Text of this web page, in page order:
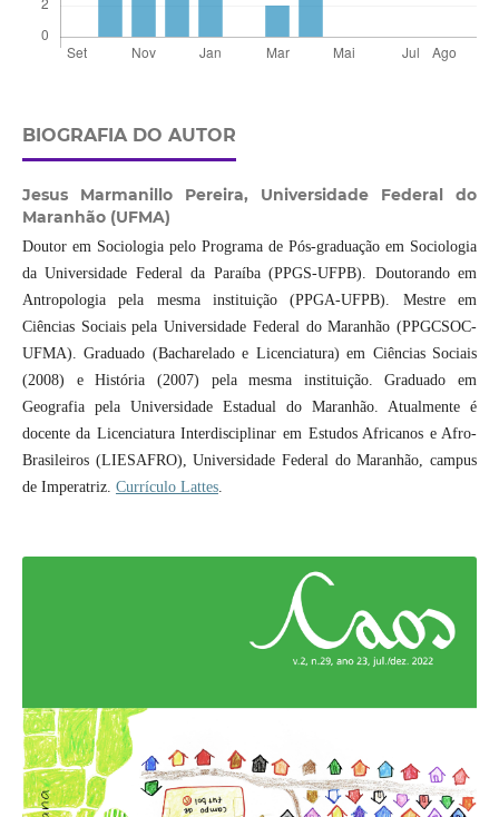
BIOGRAFIA DO AUTOR
Jesus Marmanillo Pereira, Universidade Federal do
Maranhão (UFMA)
Doutor em Sociologia pelo Programa de Pós-graduação em Sociologia
da Universidade Federal da Paraíba (PPGS-UFPB). Doutorando em
Antropologia pela mesma instituição (PPGA-UFPB). Mestre em
Ciências Sociais pela Universidade Federal do Maranhão (PPGCSOC-
UFMA). Graduado (Bacharelado e Licenciatura) em Ciências Sociais
(2008) e História (2007) pela mesma instituição. Graduado em
Geografia pela Universidade Estadual do Maranhão. Atualmente é
docente da Licenciatura Interdisciplinar em Estudos Africanos e Afro-
Brasileiros (LIESAFRO), Universidade Federal do Maranhão, campus
de Imperatriz. Currículo Lattes.